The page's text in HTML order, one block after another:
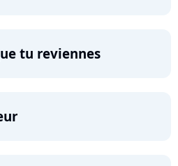
tu reviennes